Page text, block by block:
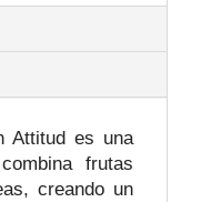
Attitud es una
frutas
creando un